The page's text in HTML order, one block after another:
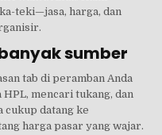
teki—jasa, harga, dan
sumber
tab di peramban Anda
mencari tukang, dan
cukup datang ke
harga pasar yang wajar.